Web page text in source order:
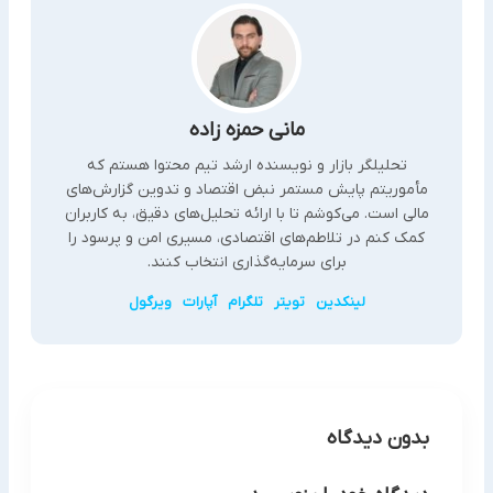
مانی حمزه زاده
تحلیلگر بازار و نویسنده ارشد تیم محتوا هستم که
مأموریتم پایش مستمر نبض اقتصاد و تدوین گزارش‌های
مالی است. می‌کوشم تا با ارائه تحلیل‌های دقیق، به کاربران
کمک کنم در تلاطم‌های اقتصادی، مسیری امن و پرسود را
برای سرمایه‌گذاری انتخاب کنند.
لینکدین تویتر تلگرام آپارات ویرگول
بدون دیدگاه